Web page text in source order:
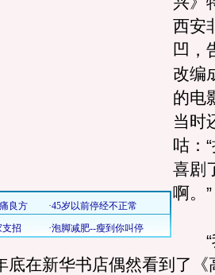
西安
凹，
改编
的电
当时
咕：
喜剧
啊。”
“
底在新华书店偶然看到了《